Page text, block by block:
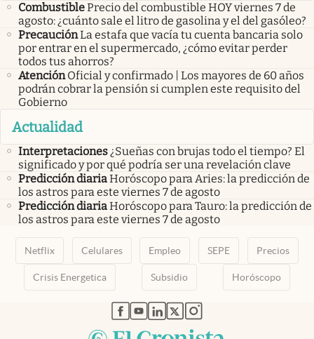
CombustiblePrecio del combustible HOY viernes 7 de
agosto: ¿cuánto sale el litro de gasolina y el del gasóleo?
PrecauciónLa estafa que vacía tu cuenta bancaria solo
por entrar en el supermercado, ¿cómo evitar perder
todos tus ahorros?
Atención Oficial y confirmado | Los mayores de 60 años
podrán cobrar la pensión si cumplen este requisito del
Gobierno
Actualidad
Interpretaciones¿Sueñas con brujas todo el tiempo? El
significado y por qué podría ser una revelación clave
Predicción diariaHoróscopo para Aries: la predicción de
los astros para este viernes 7 de agosto
Predicción diariaHoróscopo para Tauro: la predicción de
los astros para este viernes 7 de agosto
Netflix Celulares Empleo SEPE Precios
Crisis Energetica Subsidio Horóscopo
abre en nueva pestaña
abre en nueva pestaña
abre en nueva pestaña
abre en nueva pestaña
abre en nueva pestaña